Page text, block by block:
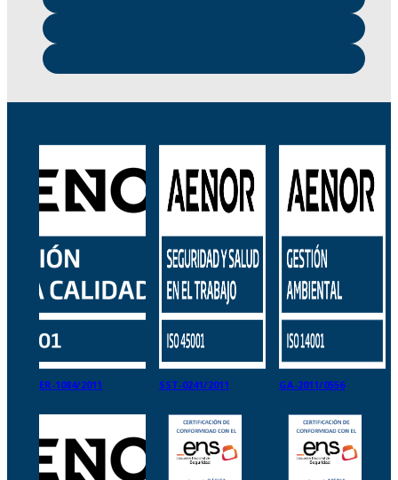
ER-1084/2011 SST-0241/2011 GA-2011/0556